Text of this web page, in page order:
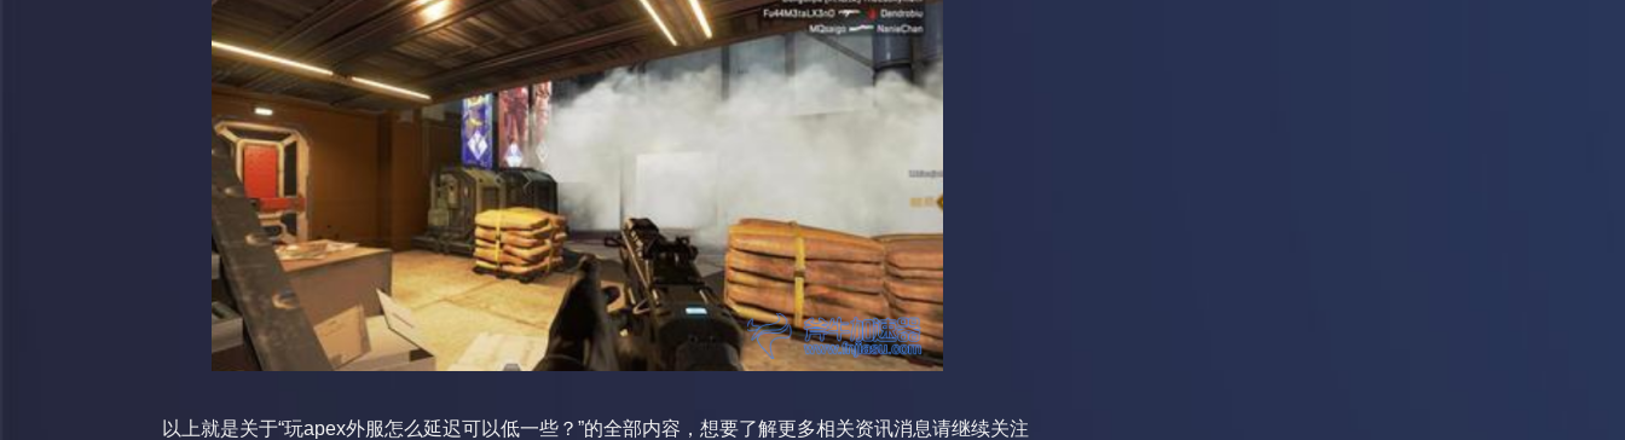
以上就是关于“玩apex外服怎么延迟可以低一些？”的全部内容，想要了解更多相关资讯消息请继续关注